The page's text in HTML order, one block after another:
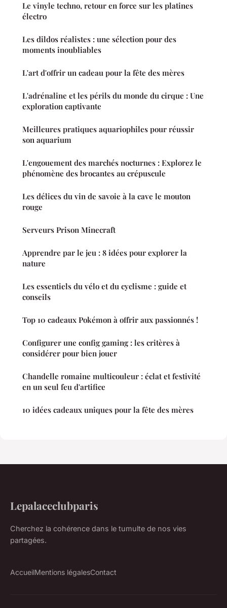
Le vinyle techno, retour en force sur les platines
électro
Les dildos réalistes : une sélection pour des
moments inoubliables
L'art d'offrir un cadeau pour la fête des mères
L'adrénaline et les périls du monde du cirque : Une
exploration captivante
Meilleures pratiques aquariophiles pour réussir
son aquarium
L'engouement des marchés nocturnes : Explorez le
phénomène des brocantes au crépuscule
Les délices du vin de savoie à la cave le mouton
rouge
Serveurs Prison Minecraft
Apprendre par le jeu : 8 idées pour explorer la
nature
Les essentiels du vélo et du cyclisme : guide et
conseils
Top 10 cadeaux Pokémon à offrir aux passionnés !
Configurer une config gaming : les critères à
considérer pour bien jouer
Chandelle romaine multicouleur : éclat et festivité
en un seul feu d'artifice
10 idées cadeaux uniques pour la fête des mères
Lepalaceclubparis
Cherchez la cohérence dans le tumulte de nos vies
partagées.
AccueilMentions légalesContact